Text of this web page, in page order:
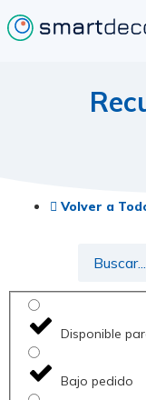
Volver a
Disponible
Bajo pedido